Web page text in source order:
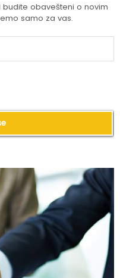
budite obavešteni o novim
samo za vas.
blistavu kožu bez skupih